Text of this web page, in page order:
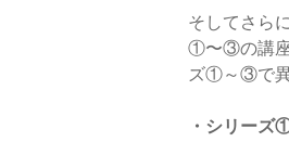
そしてさら
①〜③の講座
ズ①～③で異
・シリーズ